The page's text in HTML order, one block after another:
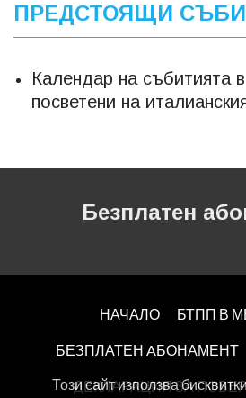
ПРЕДСТОЯЩИ
Календар на събитията
посветени на
Безплатен
НАЧАЛО БТПП В
БЕЗПЛАТЕН AБОНАМЕНТ
ДЕКЛАРАЦИЯ ЗА
Този сайт използва